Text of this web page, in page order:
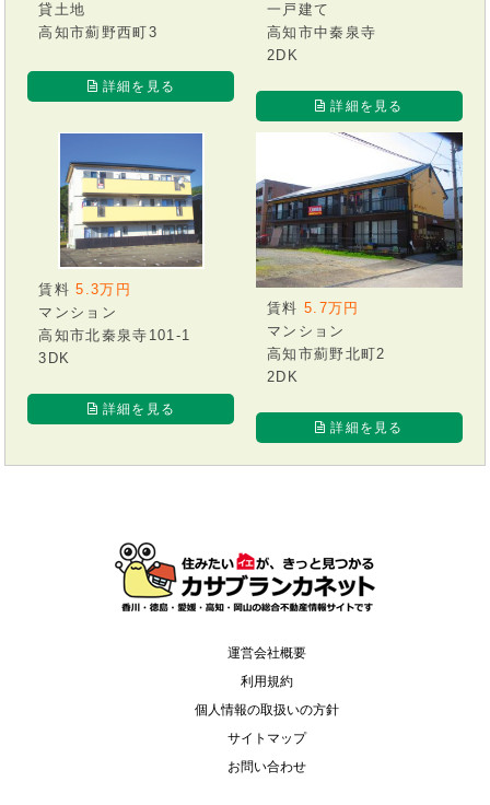
貸土地
高知市薊野西町3
詳細を見る
一戸建て
高知市中秦泉寺
2DK
詳細を見る
賃料5.3万円
マンション
高知市北秦泉寺101-1
3DK
詳細を見る
賃料 5.7万円
マンション
高知市薊野北町2
2DK
詳細を見る
運営会社概要
利用規約
個人情報の取扱いの方針
サイトマップ
お問い合わせ